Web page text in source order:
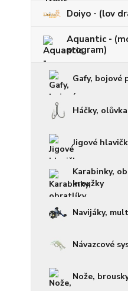
Doiyo - (lov
Aquantic -
program)
Gafy, bojové
Háčky,
Jigové
Karabinky,
kroužky
Navijáky,
Návazcové
Nože,